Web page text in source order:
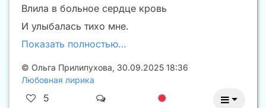
Влила в больное сердце кровь
И улыбалась тихо мне.
Показать полностью…
© Ольга Прилипухова, 30.09.2025 18:36
Любовная лирика
5